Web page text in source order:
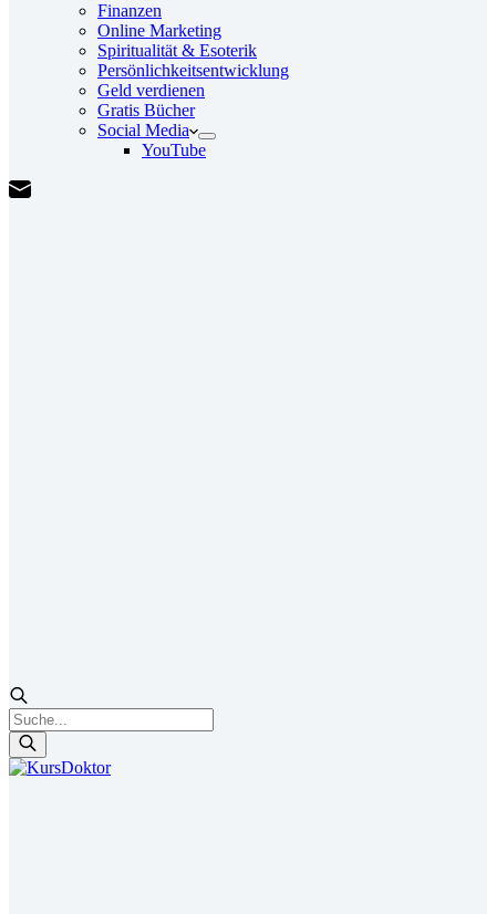
Finanzen
Online Marketing
Spiritualität & Esoterik
Persönlichkeitsentwicklung
Geld verdienen
Gratis Bücher
Social Media
YouTube
Products
search